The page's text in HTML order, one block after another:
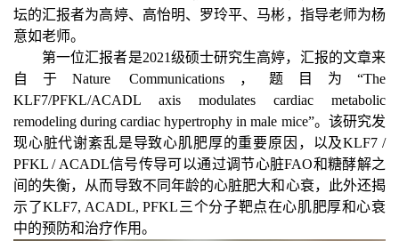
坛的汇报者为高婷、高怡明、罗玲平、马彬，指导老师为杨
意如老师。
第一位汇报者是2021级硕士研究生高婷，汇报的文章来
自于 Nature Communications ，题目为“The
KLF7/PFKL/ACADL axis modulates cardiac metabolic
remodeling during cardiac hypertrophy in male mice”。该研究发
现心脏代谢紊乱是导致心肌肥厚的重要原因，以及KLF7 /
PFKL / ACADL信号传导可以通过调节心脏FAO和糖酵解之
间的失衡，从而导致不同年龄的心脏肥大和心衰，此外还揭
示了KLF7, ACADL, PFKL 三个分子靶点在心肌肥厚和心衰
中的预防和治疗作用。